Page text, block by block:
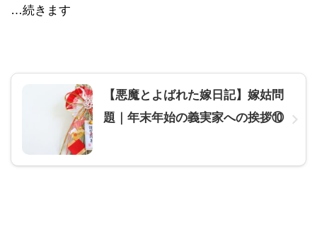
…続きます
【悪魔とよばれた嫁日記】嫁姑問
題｜年末年始の義実家への挨拶⑩